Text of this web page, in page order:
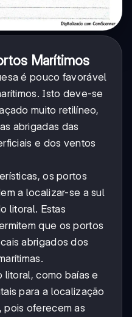
Marítimos
é pouco favorável
Isto deve-se
muito retilíneo,
abrigadas das
e dos ventos
os portos
a localizar-se a sul
litoral. Estas
que os portos
abrigados dos
litoral, como baías e
para a localização
oferecem as